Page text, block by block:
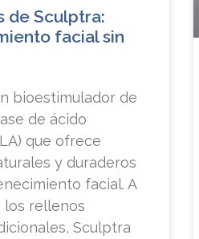
de Sculptra:
facial sin
bioestimulador de
de ácido
que ofrece
y duraderos
facial. A
los rellenos
Sculptra